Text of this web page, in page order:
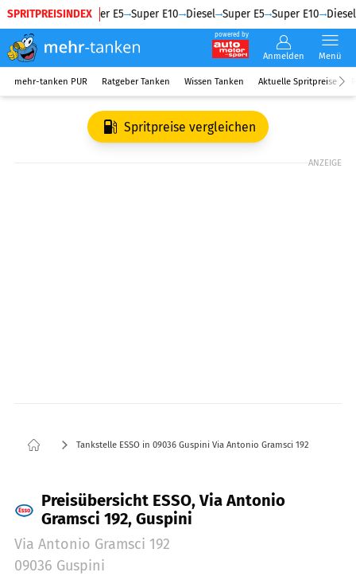
SPRITPREISINDEX
Diesel Super E5 Super E10 Diesel Super E5 Super E10 Diesel
powered by
Anmelden Menü
mehr-tanken PUR Ratgeber Tanken Wissen Tanken Aktuelle Spritpreise
Spritpreise vergleichen
ANZEIGE
Tankstelle ESSO in 09036 Guspini Via Antonio Gramsci 192
Preisübersicht ESSO, Via Antonio
Gramsci 192, Guspini
Via Antonio Gramsci 192
09036 Guspini